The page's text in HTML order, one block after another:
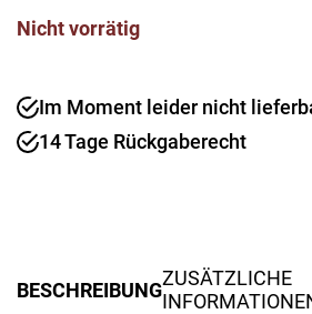
Nicht vorrätig
Im Moment leider nicht
14 Tage Rückgaberecht
BESCHREIBUNGZUSÄTZLICHE